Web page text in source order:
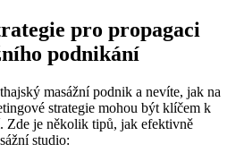
pro propagaci
podnikání
masážní podnik a nevíte, jak na
strategie mohou být klíčem k
Zde je několik tipů, jak efektivně
studio: